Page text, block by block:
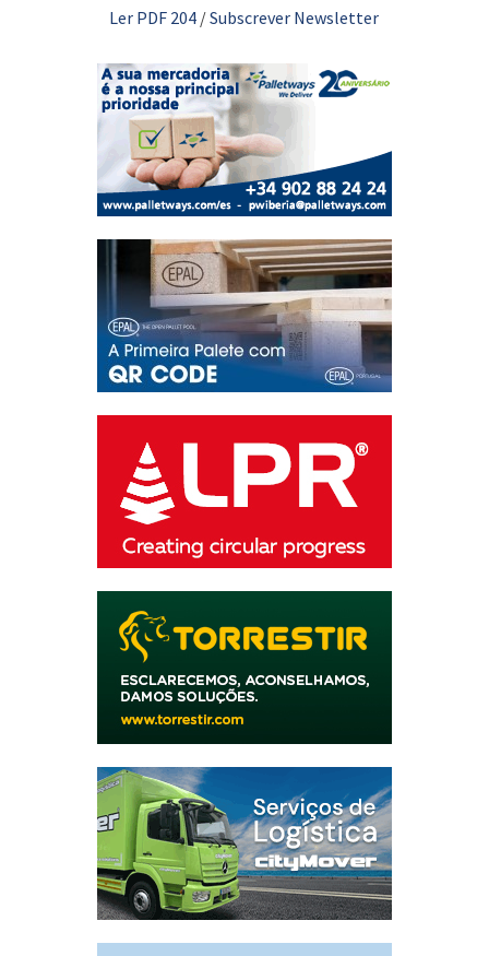
Ler PDF 204 /Subscrever Newsletter